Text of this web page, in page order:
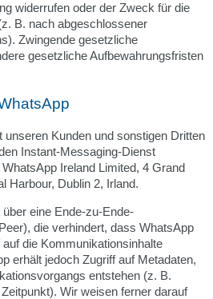
widerrufen oder der Zweck für die
B. nach abgeschlossener
Zwingende gesetzliche
gesetzliche Aufbewahrungsfristen
Kunden und sonstigen Dritten
Instant-Messaging-Dienst
Ireland Limited, 4 Grand
Harbour, Dublin 2, Irland.
eine Ende-zu-Ende-
die verhindert, dass WhatsApp
die Kommunikationsinhalte
erhält jedoch Zugriff auf Metadaten,
entstehen (z. B.
Wir weisen ferner darauf